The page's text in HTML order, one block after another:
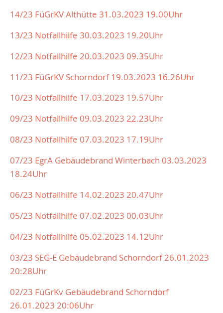
14/23 FüGrKV Althütte 31.03.2023 19.00Uhr
13/23 Notfallhilfe 30.03.2023 19.20Uhr
12/23 Notfallhilfe 20.03.2023 09.35Uhr
11/23 FüGrKV Schorndorf 19.03.2023 16.26Uhr
10/23 Notfallhilfe 17.03.2023 19.57Uhr
09/23 Notfallhilfe 09.03.2023 22.23Uhr
08/23 Notfallhilfe 07.03.2023 17.19Uhr
07/23 EgrA Gebäudebrand Winterbach 03.03.2023
18.24Uhr
06/23 Notfallhilfe 14.02.2023 20.47Uhr
05/23 Notfallhilfe 07.02.2023 00.03Uhr
04/23 Notfallhilfe 05.02.2023 14.12Uhr
03/23 SEG-E Gebäudebrand Schorndorf 26.01.2023
20:28Uhr
02/23 FüGrKv Gebäudebrand Schorndorf
26.01.2023 20:06Uhr